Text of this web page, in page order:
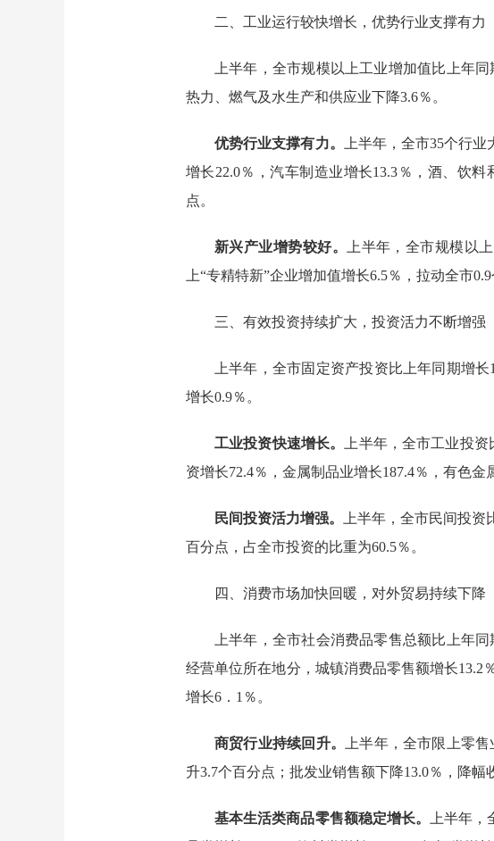
二、 工业运行较快增长，优势行业支撑有力
上半年，全市规模以上工业增加值比上年同
热力、燃气及水生产和供应业下降3.6％。
优势行业支撑有力。 上半年，全市35个行业
增长22.0％，汽车制造业增长13.3％，酒、饮
点。
新兴产业增势较好。 上半年，全市规模以
上“专精特新”企业增加值增长6.5％，拉动全市
三、有效投资持续扩大，投资活力不断增强
上半年， 全市固定资产投资比上年同期增长
增长0.9％ 。
工业投资快速增长。 上半年，全市工业投
资增长72.4％，金属制品业增长187.4％，有色金
民间投资活力增强。 上半年，全市民间投资
百分点，占全市投资的比重为60.5％。
四、 消费市场加快回暖， 对外贸易持续下降
上半年 ，全市社会消费品零售总额比上年同
经营单位所在地分，城镇消费品零售额增长13.2
增长6 ． 1 ％。
商贸行业持续回升。 上半年，全市限上零
升3.7个百分点；批发业销售额下降13.0％，降幅
基本生活类商品零售额稳定增长。 上半年